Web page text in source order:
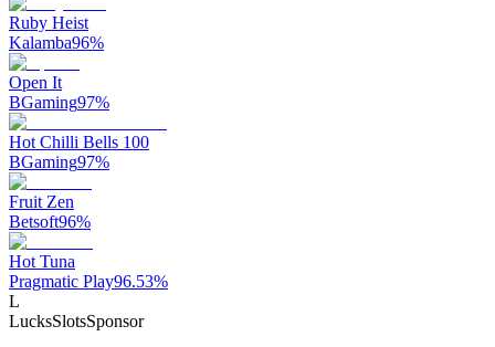
Ruby Heist
Kalamba96%
Open It
BGaming97%
Hot Chilli Bells 100
BGaming97%
Fruit Zen
Betsoft96%
Hot Tuna
Pragmatic Play96.53%
L
LucksSlotsSponsor